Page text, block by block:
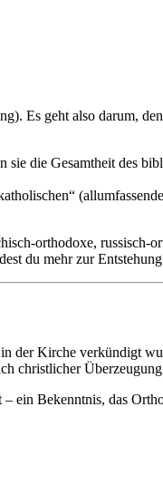
Es geht also darum,
die Gesamtheit des
orthodoxe, russisch-
du mehr zur
der Kirche verkündigt
christlicher
– ein Bekenntnis, das